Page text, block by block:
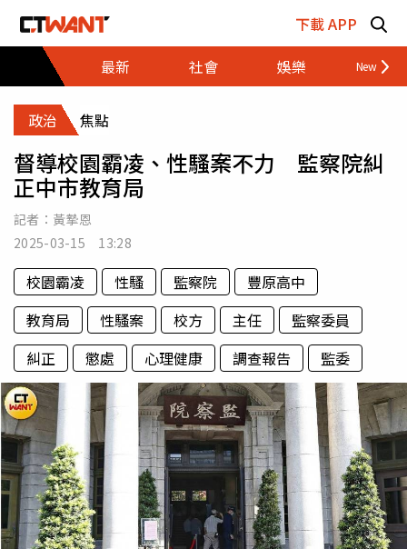
下載 APP
最新
社會 娛樂 財經
政治 焦點
督導校園霸凌、性騷案不力 監察院糾
正中市教育局
記者： 黃摯恩
2025-03-15 13:28
校園霸凌 性騷 監察院
豐原高中
教育局
性騷案 校方 主任
監察委員
糾正
懲處 心理健康 調查報告 監委